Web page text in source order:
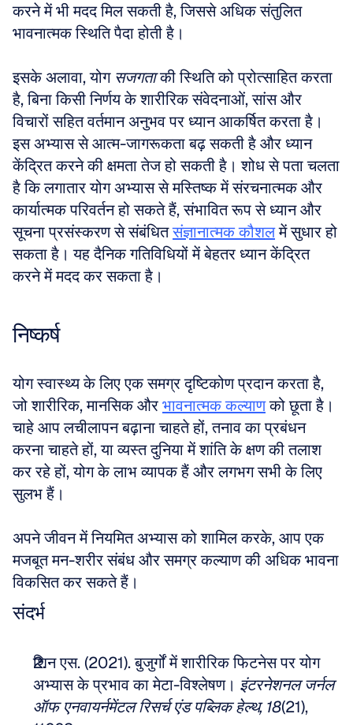
करने में भी मदद मिल सकती है, जिससे अधिक संतुलित
भावनात्मक स्थिति पैदा होती है।
इसके अलावा, योग सजगता की स्थिति को प्रोत्साहित करता
है, बिना किसी निर्णय के शारीरिक संवेदनाओं, सांस और
विचारों सहित वर्तमान अनुभव पर ध्यान आकर्षित करता है।
इस अभ्यास से आत्म-जागरूकता बढ़ सकती है और ध्यान
केंद्रित करने की क्षमता तेज हो सकती है। शोध से पता चलता
है कि लगातार योग अभ्यास से मस्तिष्क में संरचनात्मक और
कार्यात्मक परिवर्तन हो सकते हैं, संभावित रूप से ध्यान और
सूचना प्रसंस्करण से संबंधित संज्ञानात्मक कौशल में सुधार हो
सकता है। यह दैनिक गतिविधियों में बेहतर ध्यान केंद्रित
करने में मदद कर सकता है।
निष्कर्ष
योग स्वास्थ्य के लिए एक समग्र दृष्टिकोण प्रदान करता है,
जो शारीरिक, मानसिक और भावनात्मक कल्याण को छूता है।
चाहे आप लचीलापन बढ़ाना चाहते हों, तनाव का प्रबंधन
करना चाहते हों, या व्यस्त दुनिया में शांति के क्षण की तलाश
कर रहे हों, योग के लाभ व्यापक हैं और लगभग सभी के लिए
सुलभ हैं।
अपने जीवन में नियमित अभ्यास को शामिल करके, आप एक
मजबूत मन-शरीर संबंध और समग्र कल्याण की अधिक भावना
विकसित कर सकते हैं।
संदर्भ
शिन एस. (2021). बुजुर्गों में शारीरिक फिटनेस पर योग
अभ्यास के प्रभाव का मेटा-विश्लेषण। इंटरनेशनल जर्नल
ऑफ एनवायर्नमेंटल रिसर्च एंड पब्लिक हेल्थ, 18(21),